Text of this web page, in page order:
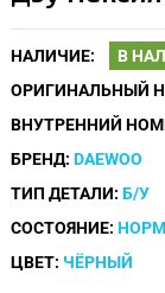
НАЛИЧИЕ:
В
ОРИГИНАЛЬНЫЙ
ВНУТРЕННИЙ
БРЕНД: DAEWOO
ТИП ДЕТАЛИ: Б/У
СОСТОЯНИЕ:
ЦВЕТ: ЧЁРНЫЙ